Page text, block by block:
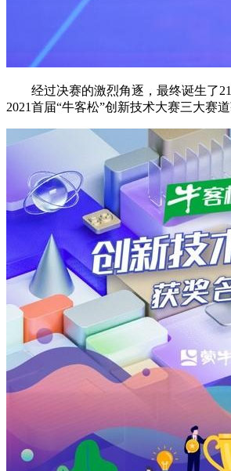
经过决赛的激烈角逐，最终诞生了21
2021首届“牛客松”创新技术大赛三大赛道